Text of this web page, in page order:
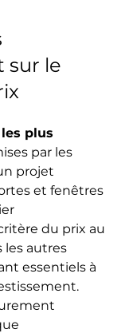
sur le
plus
par les
projet
et fenêtres
du prix au
autres
essentiels à